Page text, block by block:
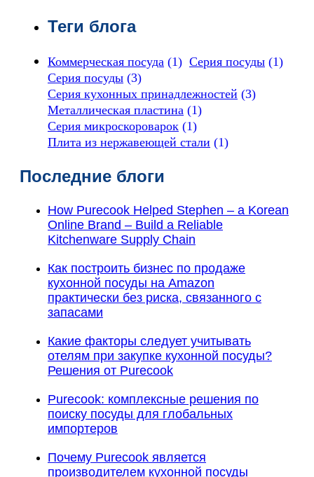
Теги блога
Коммерческая посуда (1) Серия посуды (1)
Серия посуды (3)
Серия кухонных принадлежностей (3)
Металлическая пластина (1)
Серия микроскороварок (1)
Плита из нержавеющей стали (1)
Последние блоги
How Purecook Helped Stephen – a Korean
Online Brand – Build a Reliable
Kitchenware Supply Chain
Как построить бизнес по продаже
кухонной посуды на Amazon
практически без риска, связанного с
запасами
Какие факторы следует учитывать
отелям при закупке кухонной посуды?
Решения от Purecook
Purecook: комплексные решения по
поиску посуды для глобальных
импортеров
Почему Purecook является
производителем кухонной посуды